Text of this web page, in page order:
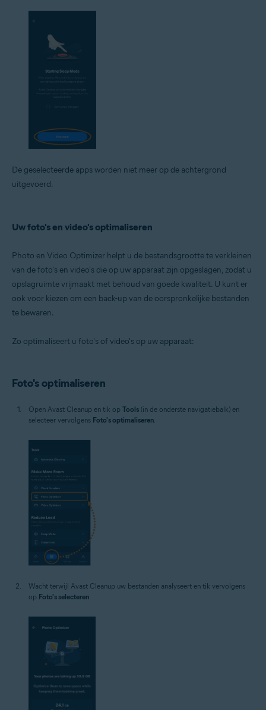
De geselecteerde apps worden niet meer op de achtergrond
uitgevoerd.
Uw foto's en video's optimaliseren
Photo en Video Optimizer helpt u de bestandsgrootte te verkleinen
van de foto's en video's die op uw apparaat zijn opgeslagen, zodat u
opslagruimte vrijmaakt met behoud van goede kwaliteit. U kunt er
ook voor kiezen om een back-up van de oorspronkelijke bestanden
te bewaren.
Zo optimaliseert u foto's of video's op uw apparaat:
Foto's optimaliseren
Open Avast Cleanup en tik op Tools (in de onderste navigatiebalk) en
selecteer vervolgens Foto's optimaliseren
Wacht terwijl Avast Cleanup uw bestanden analyseert en tik vervolgens
op Foto's selecteren.